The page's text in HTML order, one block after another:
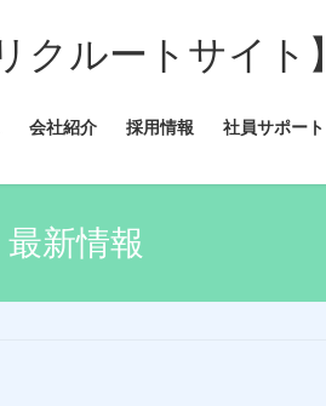
ルートサイト】
会社紹介 採用情報 社員サポート
最新情報